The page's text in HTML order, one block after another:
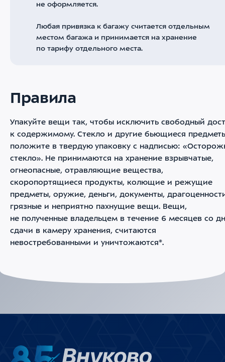
не оформляется.
Любая привязка к багажу считается отдельным
местом багажа и принимается на хранение
по тарифу отдельного места.
Правила
Упакуйте вещи так, чтобы исключить свободный
к содержимому. Стекло и другие бьющиеся
положите в твердую упаковку с надписью:
стекло». Не принимаются на хранение взрывчатые,
огнеопасные, отравляющие вещества,
скоропортящиеся продукты, колющие и режущие
предметы, оружие, деньги, документы,
грязные и неприятно пахнущие вещи. Вещи,
не полученные владельцем в течение 6 месяцев со
сдачи в камеру хранения, считаются
невостребованными и уничтожаются*.